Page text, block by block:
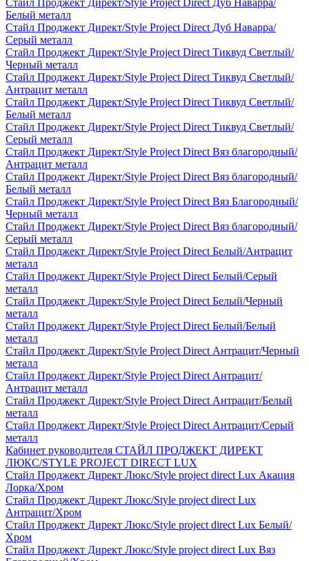
Стайл Проджект Директ/Style Project Direct Дуб Наварра/
Белый металл
Стайл Проджект Директ/Style Project Direct Дуб Наварра/
Серый металл
Стайл Проджект Директ/Style Project Direct Тиквуд Светлый/
Черный металл
Стайл Проджект Директ/Style Project Direct Тиквуд Светлый/
Антрацит металл
Стайл Проджект Директ/Style Project Direct Тиквуд Светлый/
Белый металл
Стайл Проджект Директ/Style Project Direct Тиквуд Светлый/
Серый металл
Стайл Проджект Директ/Style Project Direct Вяз благородный/
Антрацит металл
Стайл Проджект Директ/Style Project Direct Вяз благородный/
Белый металл
Стайл Проджект Директ/Style Project Direct Вяз Благородный/
Черный металл
Стайл Проджект Директ/Style Project Direct Вяз благородный/
Серый металл
Стайл Проджект Директ/Style Project Direct Белый/Антрацит
металл
Стайл Проджект Директ/Style Project Direct Белый/Серый
металл
Стайл Проджект Директ/Style Project Direct Белый/Черный
металл
Стайл Проджект Директ/Style Project Direct Белый/Белый
металл
Стайл Проджект Директ/Style Project Direct Антрацит/Черный
металл
Стайл Проджект Директ/Style Project Direct Антрацит/
Антрацит металл
Стайл Проджект Директ/Style Project Direct Антрацит/Белый
металл
Стайл Проджект Директ/Style Project Direct Антрацит/Серый
металл
Кабинет руководителя СТАЙЛ ПРОДЖЕКТ ДИРЕКТ
ЛЮКС/STYLE PROJECT DIRECT LUX
Стайл Проджект Директ Люкс/Style project direct Lux Акация
Лорка/Хром
Стайл Проджект Директ Люкс/Style project direct Lux
Антрацит/Хром
Стайл Проджект Директ Люкс/Style project direct Lux Белый/
Хром
Стайл Проджект Директ Люкс/Style project direct Lux Вяз